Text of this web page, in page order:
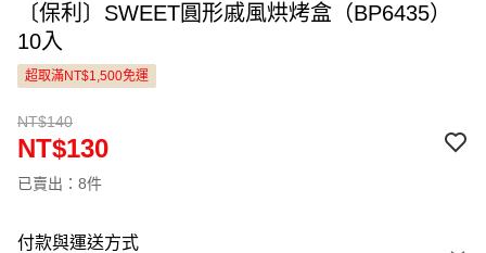
〔保利〕SWEET圓形戚風烘烤盒（BP6435）
10入
超取滿NT$1,500免運
NT$140
NT$130
已賣出：8件
付款與運送方式